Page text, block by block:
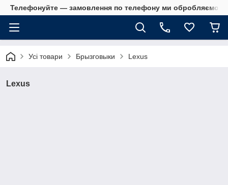
Телефонуйте — замовлення по телефону ми обробляємо в
Усі товари Брызговыки Lexus
Lexus